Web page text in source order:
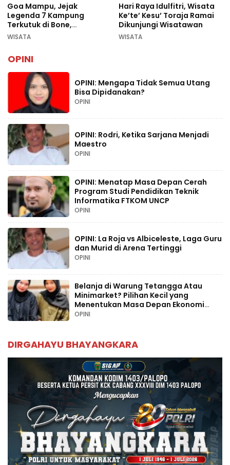
Goa Mampu, Jejak
Legenda 7 Kampung
Terkutuk di Bone,
Rekomendasi Liburan
WISATA
Hari Raya Idulfitri, Wisata
Ke’te’ Kesu’ Toraja Ramai
Dikunjungi Wisatawan
WISATA
OPINI
OPINI: Mengapa Tidak Semua Utang
Bisa Dipidanakan?
OPINI
OPINI: Rodri, Ketika Sarjana Menjadi
Maestro
OPINI
OPINI: Menatap Masa Depan Cerah
Program Studi Pendidikan Teknik
Informatika FTKOM UNCP
OPINI
OPINI: La Roja vs Albiceleste, Laga Guru
dan Murid di Arena Tertinggi
OPINI
Belanja di Warung Tetangga Atau
Minimarket? Pilihan Kecil yang
Menentukan Masa Depan Ekonomi
Palopo
OPINI
DIRGAHAYU BHAYANGKARA